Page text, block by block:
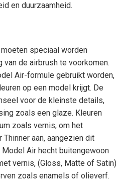
en duurzaamheid.
speciaal worden
de airbrush te voorkomen.
Air-formule gebruikt worden,
op een model krijgt. De
voor de kleinste details,
zoals een glaze. Kleuren
zoals vernis, om het
aan, aangezien dit
Air hecht buitengewoon
vernis, (Gloss, Matte of Satin)
zoals enamels of olieverf.